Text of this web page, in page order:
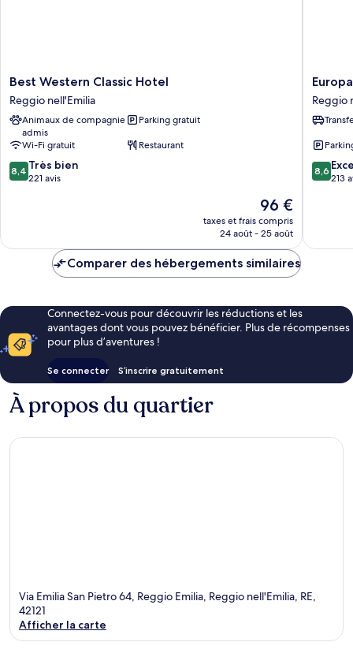
Best
Western
Classic
Hotel
Reggio
nell'Emilia
Best Western Classic Hotel
Reggio nell'Emilia
Animaux de compagnie
admis
Parking gratuit
Wi-Fi gratuit
Restaurant
8.4
sur
8,4 Très bien
221 avis
Le
nouveau
prix
de
96 €
taxes et frais compris
24 août - 25 août
Europa
Reggio
Europa
Reggio
8.6
sur
8,6
213
Comparer des hébergements similaires
Connectez-vous pour découvrir les réductions et les
avantages dont vous pouvez bénéficier. Plus de récompenses
pour plus d’aventures !
Se connecter S’inscrire gratuitement
À propos du quartier
Via Emilia San Pietro 64, Reggio Emilia, Reggio nell'Emilia, RE,
42121
Afficher la carte